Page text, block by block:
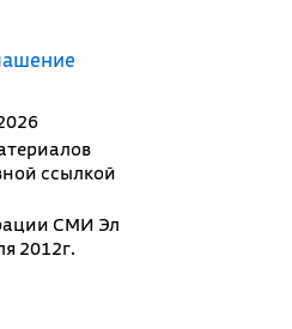
ссылкой
СМИ Эл
2012г.